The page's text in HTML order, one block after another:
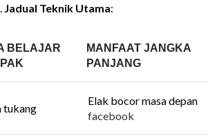
Jadual Teknik Utama:
BELAJAR
MANFAAT JANGKA
PANJANG
tukang
Elak bocor masa depan
facebook